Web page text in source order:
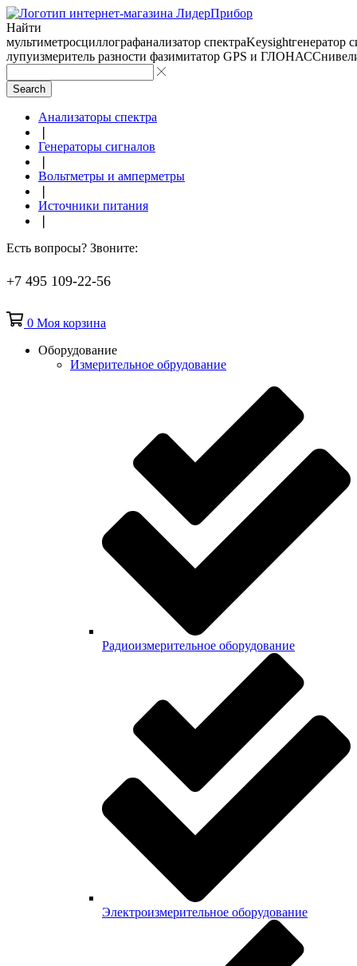
Найти
мультиметросциллографанализатор спектраKeysightгенератор
лупуизмеритель разности фазимитатор GPS и ГЛОНАСС
Search
Анализаторы спектра
Генераторы сигналов
Вольтметры и амперметры
Источники питания
Есть вопросы? Звоните:
+7 495 109-22-56
0 Моя корзина
Оборудование
Измерительное обрудование
Радиоизмерительное оборудование
Электроизмерительное оборудование